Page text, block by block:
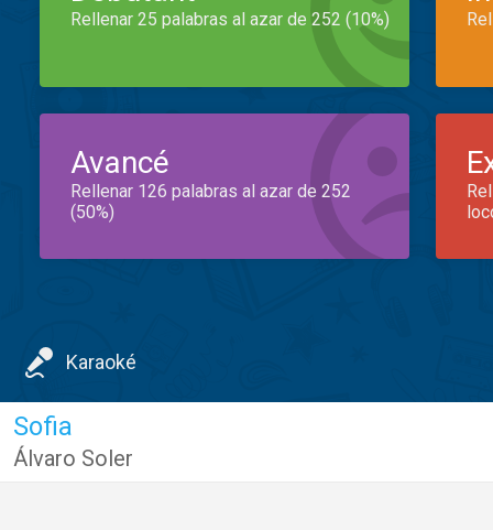
Rellenar 25 palabras al azar de 252 (10%)
Avancé
Rellenar 126 palabras al azar de 252
(50%)
Karaoké
Sofia
Álvaro Soler